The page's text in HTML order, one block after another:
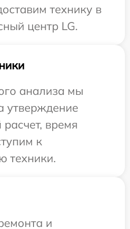
технику в
центр LG.
анализа мы
утверждение
время
к
техники.
и